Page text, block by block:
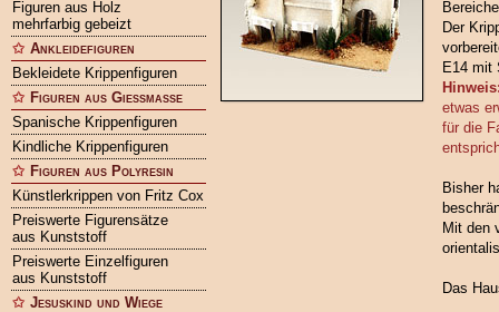
Figuren aus Holz
mehrfarbig gebeizt
Ankleidefiguren
Bekleidete Krippenfiguren
Figuren aus Gießmasse
Spanische Krippenfiguren
Kindliche Krippenfiguren
Figuren aus Polyresin
Künstlerkrippen von Fritz Cox
Preiswerte Figurensätze
aus Kunststoff
Preiswerte Einzelfiguren
aus Kunststoff
Jesuskind und Wiege
Der
E14 mit
etwas
für die
Bisher
Mit den
Das